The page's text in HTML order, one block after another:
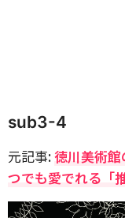
sub3-4
元記事:徳川美術
つでも愛でれる「